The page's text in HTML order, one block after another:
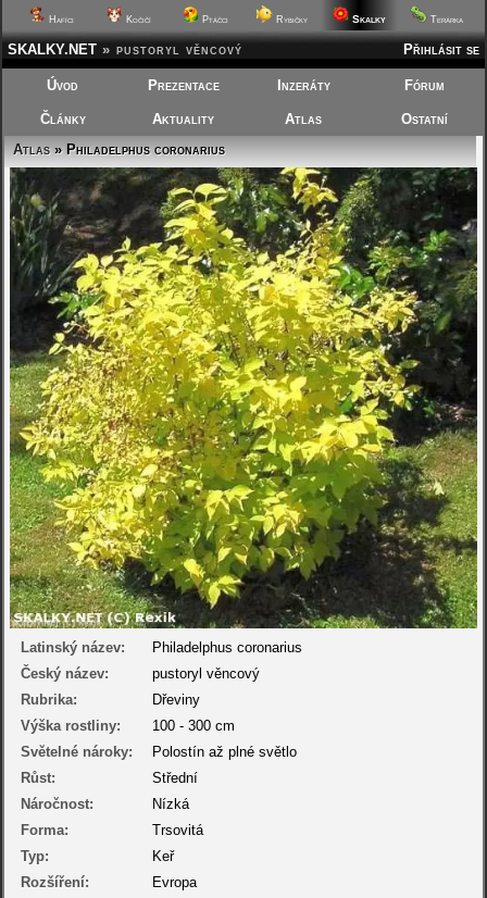
Hafíci Kočičí Ptáčci Rybičky Skalky Terárka
Přihlásit se
SKALKY.NET » pustoryl věncový
Úvod Prezentace Inzeráty Fórum
Články Aktuality Atlas
Ostatní
Atlas» Philadelphus coronarius
Latinský název:
Philadelphus coronarius
Český název:
pustoryl věncový
Rubrika:
Dřeviny
Výška rostliny:
100 - 300 cm
Světelné nároky:
Polostín až plné světlo
Růst:
Střední
Náročnost:
Nízká
Forma:
Trsovitá
Typ:
Keř
Rozšíření:
Evropa